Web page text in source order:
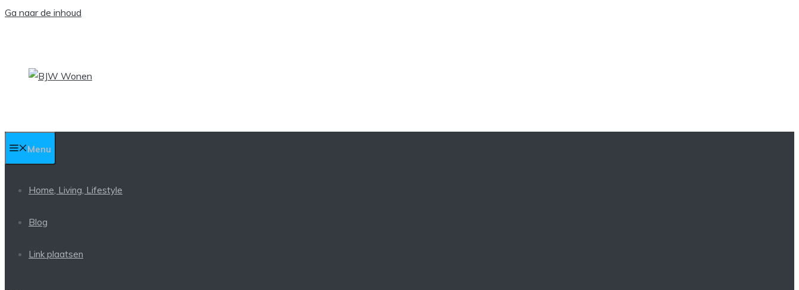
Ga naar de inhoud
Menu
Home, Living, Lifestyle
Blog
Link plaatsen